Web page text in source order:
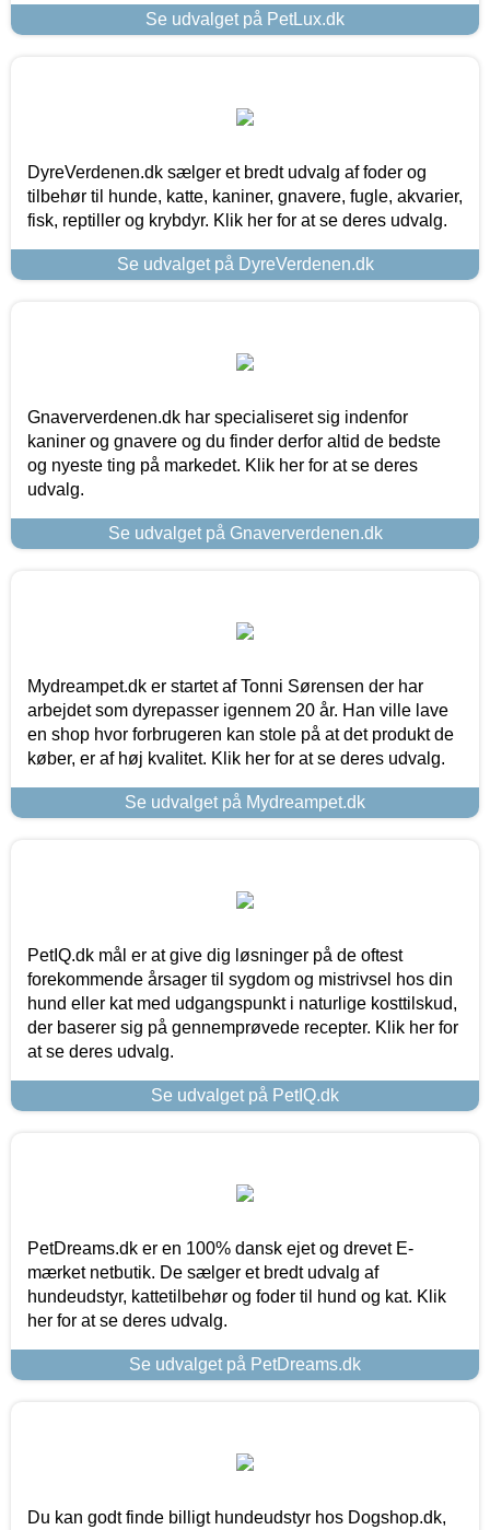
Se udvalget på PetLux.dk
DyreVerdenen.dk sælger et bredt udvalg af foder og
tilbehør til hunde, katte, kaniner, gnavere, fugle, akvarier,
fisk, reptiller og krybdyr. Klik her for at se deres udvalg.
Se udvalget på DyreVerdenen.dk
Gnaververdenen.dk har specialiseret sig indenfor
kaniner og gnavere og du finder derfor altid de bedste
og nyeste ting på markedet. Klik her for at se deres
udvalg.
Se udvalget på Gnaververdenen.dk
Mydreampet.dk er startet af Tonni Sørensen der har
arbejdet som dyrepasser igennem 20 år. Han ville lave
en shop hvor forbrugeren kan stole på at det produkt de
køber, er af høj kvalitet. Klik her for at se deres udvalg.
Se udvalget på Mydreampet.dk
PetIQ.dk mål er at give dig løsninger på de oftest
forekommende årsager til sygdom og mistrivsel hos din
hund eller kat med udgangspunkt i naturlige kosttilskud,
der baserer sig på gennemprøvede recepter. Klik her for
at se deres udvalg.
Se udvalget på PetIQ.dk
PetDreams.dk er en 100% dansk ejet og drevet E-
mærket netbutik. De sælger et bredt udvalg af
hundeudstyr, kattetilbehør og foder til hund og kat. Klik
her for at se deres udvalg.
Se udvalget på PetDreams.dk
Du kan godt finde billigt hundeudstyr hos Dogshop.dk,